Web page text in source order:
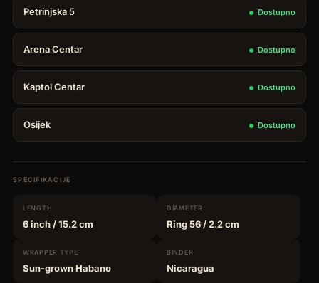
Petrinjska 5 Dostupno
Arena Centar Dostupno
Kaptol Centar Dostupno
Osijek Dostupno
SPECIFIKACIJE
LENGTH
6 inch/ 15.2 cm
DIAMETER
Ring 56/ 2.2 cm
WRAPPER TYPE
Sun-grown Habano
BINDER
Nicaragua